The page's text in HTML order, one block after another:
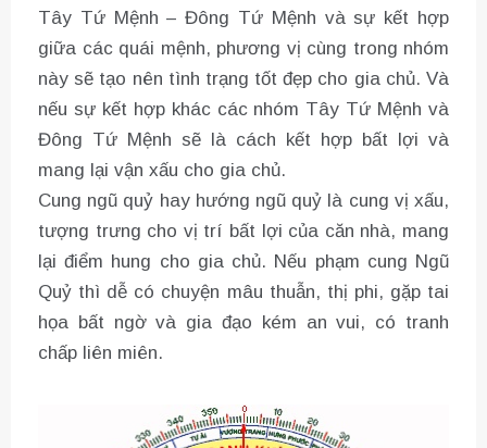
Tây Tứ Mệnh – Đông Tứ Mệnh và sự kết hợp
giữa các quái mệnh, phương vị cùng trong nhóm
này sẽ tạo nên tình trạng tốt đẹp cho gia chủ. Và
nếu sự kết hợp khác các nhóm Tây Tứ Mệnh và
Đông Tứ Mệnh sẽ là cách kết hợp bất lợi và
mang lại vận xấu cho gia chủ.
Cung ngũ quỷ hay hướng ngũ quỷ là cung vị xấu,
tượng trưng cho vị trí bất lợi của căn nhà, mang
lại điểm hung cho gia chủ. Nếu phạm cung Ngũ
Quỷ thì dễ có chuyện mâu thuẫn, thị phi, gặp tai
họa bất ngờ và gia đạo kém an vui, có tranh
chấp liên miên.